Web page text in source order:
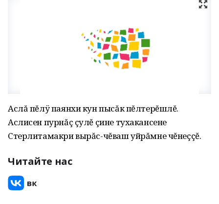
Аслă пĕлÿ паянхи кун пысăк пĕлтерĕшлĕ.
Аслисен пурнăç çулĕ çине тухакансене
Стерлитамакри вырăс-чĕваш уйрăмне чĕнеççĕ.
Читайте нас